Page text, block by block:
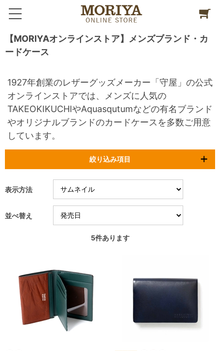
【MORIYAオンラインストア】メンズブランド・カ
ードケース
1927年創業のレザーグッズメーカー「守屋」の公式
オンラインストアでは、メンズに人気の
TAKEOKIKUCHIやAquasqutumなどの有名ブランド
やオリジナルブランドのカードケースを多数ご用意
しています。
絞り込み項目
表示方法
並べ替え
5件あります